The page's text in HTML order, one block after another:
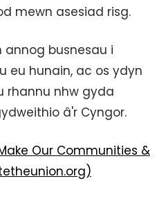
asesiad risg.
annog busnesau i
eu hunain, ac os ydyn
rhannu nhw gyda
â'r Cyngor.
Our Communities &